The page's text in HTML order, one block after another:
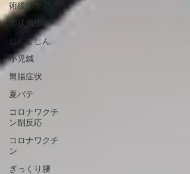
術後のケア
帯状疱疹
じんましん
小児鍼
胃腸症状
夏バテ
コロナワクチ
ン副反応
コロナワクチ
ン
ぎっくり腰